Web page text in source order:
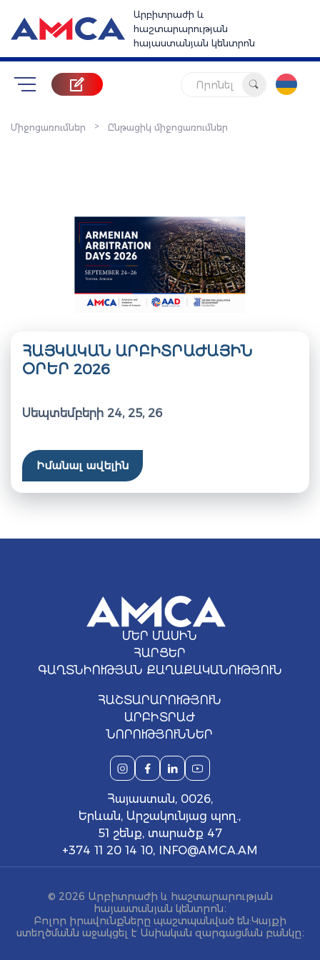
Արբիտրաժի և
հաշտարարության
հայաստանյան կենտրոն
Որոնել
Միջոցառումներ > Ընթացիկ միջոցառումներ
ՀԱՅԿԱԿԱՆ ԱՐԲԻՏՐԱԺԱՅԻՆ
ՕՐԵՐ 2026
Սեպտեմբերի 24, 25, 26
Իմանալ ավելին
ՄԵՐ ՄԱՍԻՆ
ՀԱՐՑԵՐ
ԳԱՂՏՆԻՈՒԹՅԱՆ ՔԱՂԱՔԱԿԱՆՈՒԹՅՈՒՆ
ՀԱՇՏԱՐԱՐՈՒԹՅՈՒՆ
ԱՐԲԻՏՐԱԺ
ՆՈՐՈՒԹՅՈՒՆՆԵՐ
Հայաստան, 0026,
Երևան, Արշակունյաց պող.,
51 շենք, տարածք 47
+374 11 20 14 10, INFO@AMCA.AM
© 2026 Արբիտրաժի և հաշտարարության
հայաստանյան կենտրոն։
Բոլոր իրավունքները պաշտպանված են: Կայքի
ստեղծմանն աջակցել է Ասիական զարգացման բանկը։